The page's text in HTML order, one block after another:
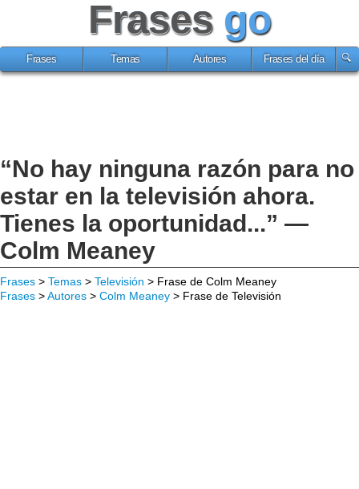
Frases go
Frases Temas Autores Frases del día
“No hay ninguna razón para no
estar en la televisión ahora.
Tienes la oportunidad...” —
Colm Meaney
Frases > Temas > Televisión > Frase de Colm Meaney
Frases >Autores > Colm Meaney > Frase de Televisión